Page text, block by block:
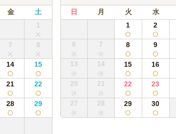
金
土
1
7 8
14 15
21 22
28 29
日 月 火 水
1
2
6 7 8 9
13 14 15 16
20 21 22 23
27 28 29 30